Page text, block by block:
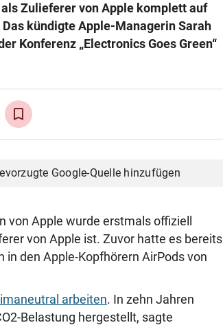
Zulieferer von Apple komplett auf
kündigte Apple-Managerin Sarah
Konferenz „Electronics Goes Green“
Google-Quelle hinzufügen
Apple wurde erstmals offiziell
von Apple ist. Zuvor hatte es bereits
in den Apple-Kopfhörern AirPods von
arbeiten. In zehn Jahren
Belastung hergestellt, sagte